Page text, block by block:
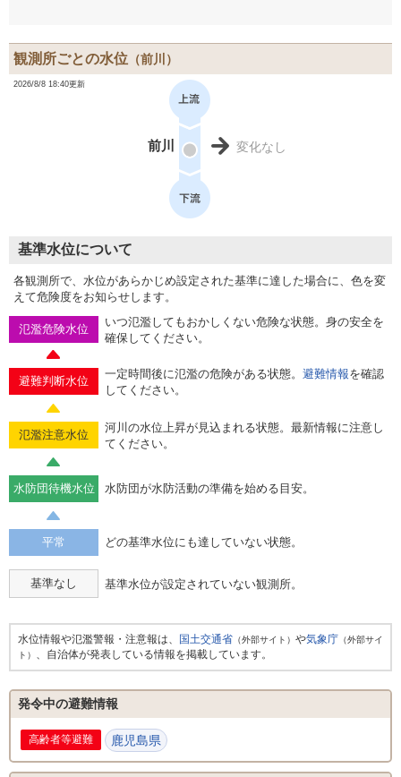
観測所ごとの水位 （前川）
2026/8/8 18:40更新
前川 変化なし
基準水位について
各観測所で、水位があらかじめ設定された基準に達した場合に、色を変
えて危険度をお知らせします。
氾濫危険水位
いつ氾濫してもおかしくない危険な状態。身の安全を
確保してください。
避難判断水位
一定時間後に氾濫の危険がある状態。 避難情報を確認
してください。
氾濫注意水位
河川の水位上昇が見込まれる状態。最新情報に注意し
てください。
水防団待機水位 水防団が水防活動の準備を始める目安。
平常 どの基準水位にも達していない状態。
基準なし 基準水位が設定されていない観測所。
水位情報や氾濫警報・注意報は、 国土交通省 （外部サイト） や気象庁 （外部サイ
ト） 、自治体が発表している情報を掲載しています。
発令中の避難情報
高齢者等避難 鹿児島県